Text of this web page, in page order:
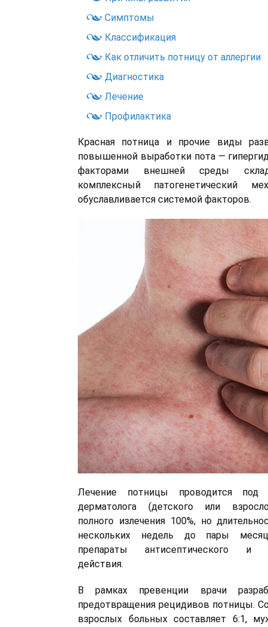
Симптомы
Классификация
Как отличить потницу от аллергии
Диагностика
Лечение
Профилактика
Красная потница и прочие виды
повышенной выработки пота —
факторами внешней среды
комплексный патогенетический
обуславливается системой факторов.
Лечение потницы проводится под
дерматолога (детского или
полного излечения 100%, но
нескольких недель до пары
препараты антисептического и
действия.
В рамках превенции врачи
предотвращения рецидивов потницы.
взрослых больных составляет 6:1,